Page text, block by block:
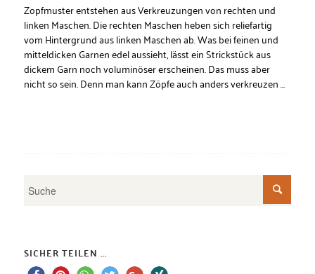
Zopfmuster entstehen aus Verkreuzungen von rechten und
linken Maschen. Die rechten Maschen heben sich reliefartig
vom Hintergrund aus linken Maschen ab. Was bei feinen und
mitteldicken Garnen edel aussieht, lässt ein Strickstück aus
dickem Garn noch voluminöser erscheinen. Das muss aber
nicht so sein. Denn man kann Zöpfe auch anders verkreuzen …
SICHER TEILEN ...